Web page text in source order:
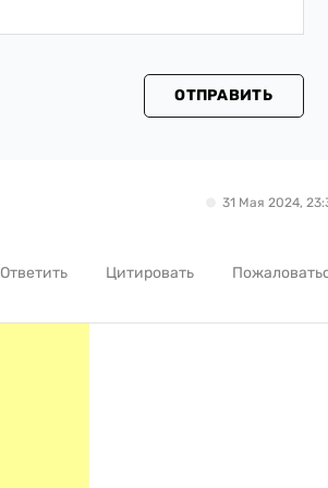
ОТПРАВИТЬ
31 Мая 2024,
Ответить Цитировать